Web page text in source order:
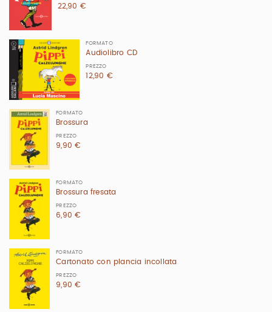
22,90 €
FORMATO
Audiolibro CD
PREZZO
12,90 €
FORMATO
Brossura
PREZZO
9,90 €
FORMATO
Brossura fresata
PREZZO
6,90 €
FORMATO
Cartonato con plancia incollata
PREZZO
9,90 €